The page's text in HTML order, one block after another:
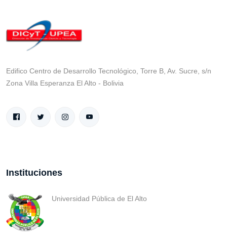
Edifico Centro de Desarrollo Tecnológico, Torre B, Av. Sucre, s/n
Zona Villa Esperanza El Alto - Bolivia
Instituciones
Universidad Pública de El Alto